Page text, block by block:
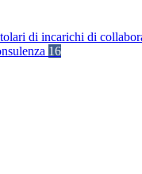
di incarichi di
16